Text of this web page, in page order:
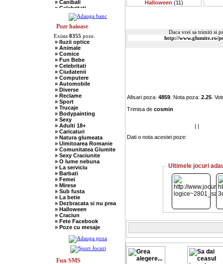
» Canibali
» Celebritati
» Chelneri
» Chuck Norris
» Ciobani
» Copii
» Craciun
» Cugetari
» Culmi
» Deocheate
» Diverse
» Doctori
» Elevi-Studenti
» Englezi
» Evrei
» Francezi
» Ingineri
» Ion si Maria
» Istorice
» Misogine
» Moldoveni
» Mosnegi
» Nebuni
» Negri
» Olteni
» Pescari
» Perle
» Politice
» Politisti
» Popi
» Radio Erevan
» Religioase
» Romani
» Sadice
» Secretare
» Sefi
» Scotieni
» Seci
» Soacre
» Sport
» Soferi
» Tarani
» Tigani
Poze haioase
Exista 8355 poze.
» Iluzii optice
» Animale
» Comice
» Fun Bebe
» Celebritati
» Ciudatenii
» Computere
» Automobile
» Diverse
» Reclame
» Sport
» Trucaje
» Bodypainting
» Sexy
» Adulti 18+
» Caricaturi
» Natura glumeata
» Uimitoarea Romanie
» Comunitatea Glumite
» Sexy Craciunite
» O lume nebuna
» La serviciu
» Barbati
» Femei
» Mirese
» Sub fusta
» La betie
» Dezbracata si nu prea
» Halloween
» Craciun
» Fete Facebook
» Poze cu mesaje
Fun SMS
Halloween (11)
Daca vrei sa trimiti si
Afisari poza: 4859. Nota poza: 2.25.
Trimisa de cosmin
Dati o nota acestei poze:
Ultimele jocuri